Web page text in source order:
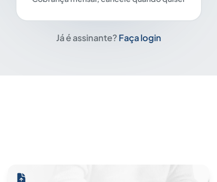
Já é assinante? Faça login